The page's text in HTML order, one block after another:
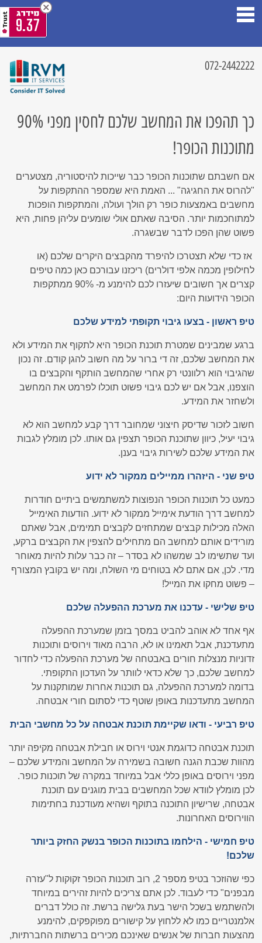
072-2442222
כך תהפכו את המחשב שלכם לחסין מפני 90%
מתוכנות הכופר!
אם חשבתם שתוכנות הכופר כבר שייכות להיסטוריה, מצטערים
"להרוס את החגיגה" ... האמת היא שמספר ההתקפות על
מחשבים באמצעות כופר רק הולך ועולה, והמתקפות הופכות
למתוחכמות יותר. הסיבה שאתם אולי שומעים עליהן פחות, היא
פשוט שהן הפכו לדבר שבשגרה.
אז כדי שלא תצטרכו להיפרד מהקבצים היקרים שלכם (או
לחילופין מכמה אלפי דולרים) ריכזנו עבורכם כאן כמה טיפים
קצרים אך חשובים שיעזרו לכם להימנע מ- 90% ממתקפות
הכופר הידועות היום:
טיפ ראשון - בצעו גיבוי תקופתי למידע שלכם
ברגע שמבינים שמטרת תוכנת הכופר היא לתקוף את המידע ולא
את המחשב שלכם, זה די ברור על מה חשוב להגן קודם. זה נכון
שהגיבוי הוא רלוונטי רק אחרי שהמחשב הותקף והקבצים בו
הוצפנו, אבל אם יש לכם גיבוי פשוט תוכלו לפרמט את המחשב
ולשחזר את המידע.
חשוב לזכור שדיסק חיצוני שמחובר דרך קבע למחשב הוא לא
גיבוי יעיל, כיוון שתוכנת הכופר תצפין גם אותו. לכן מומלץ לגבות
את המידע שלכם לשירות גיבוי בענן.
טיפ שני - היזהרו ממיילים ממקור לא ידוע
כמעט כל תוכנות הכופר הנפוצות למשתמשים ביתיים חודרות
למחשב דרך הודעת אימייל ממקור לא ידוע. הודעות האימייל
האלה מכילות קבצים שמתחזים לקבצים תמימים, אבל שאתם
מורידים אותם למחשב הם מתחילים להצפין את הקבצים ברקע,
ועד שתשימו לב שמשהו לא בסדר – זה כבר עלות להיות מאוחר
מדי. לכן, אם אתם לא בטוחים מי השולח, ומה יש בקובץ המצורף
– פשוט מחקו את המייל!
טיפ שלישי - עדכנו את מערכת ההפעלה שלכם
אף אחד לא אוהב להביט במסך בזמן שמערכת ההפעלה
מתעדכנת, אבל תאמינו או לא, הרבה מאוד וירוסים ותוכנות
זדוניות מנצלות חורים באבטחה של מערכת ההפעלה כדי לחדור
למחשב שלכם, כך שלא כדאי לוותר על העדכון התקופתי.
בדומה למערכת ההפעלה, גם תוכנות אחרות שמותקנות על
המחשב מתעדכנות באופן שוטף כדי לסתום חורי אבטחה.
טיפ רביעי - ודאו שקיימת תוכנת אבטחה על כל מחשבי הבית
תוכנת אבטחה כדוגמת אנטי וירוס או חבילת אבטחה מקיפה יותר
מהוות שכבת הגנה חשובה בשמירה על המחשב והמידע שלכם –
מפני וירוסים באופן כללי אבל במיוחד במקרה של תוכנות כופר.
לכן מומלץ לוודא שכל המחשבים בבית מוגנים עם תוכנת
אבטחה, שרישיון התוכנה בתוקף ושהיא מעודכנת בחתימות
הווירוסים האחרונות.
טיפ חמישי - הילחמו בתוכנות הכופר בנשק החזק ביותר
שלכם!
כפי שהוזכר בטיפ מספר 2, רוב תוכנות הכופר זקוקות ל"עזרה
מבפנים" כדי לעבוד. לכן אתם צריכים להיות זהירים במיוחד
ולהשתמש בשכל הישר בעת גלישה ברשת. זה כולל דברים
אלמנטריים כמו לא ללחוץ על קישורים מפוקפקים, להימנע
מהצעות חברות של אנשים שאינכם מכירים ברשתות החברתיות,
9.37